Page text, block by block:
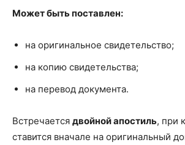
Может быть поставлен:
на оригинальное свидетельство;
на копию свидетельства;
на перевод документа.
Встречается двойной апостиль, при
ставится вначале на оригинальный